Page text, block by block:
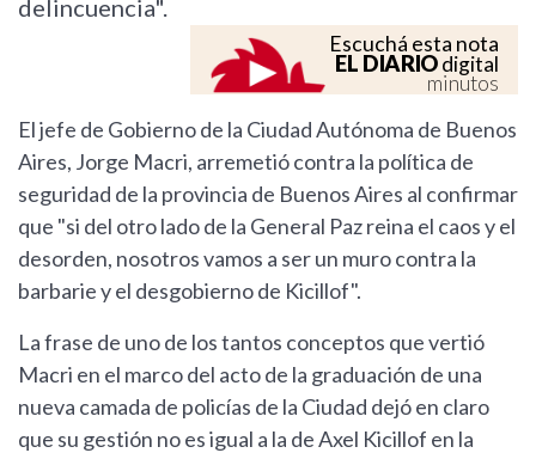
delincuencia".
Escuchá esta nota
EL DIARIOdigital
minutos
El jefe de Gobierno de la Ciudad Autónoma de Buenos
Aires, Jorge Macri, arremetió contra la política de
seguridad de la provincia de Buenos Aires al confirmar
que "si del otro lado de la General Paz reina el caos y el
desorden, nosotros vamos a ser un muro contra la
barbarie y el desgobierno de Kicillof".
La frase de uno de los tantos conceptos que vertió
Macri en el marco del acto de la graduación de una
nueva camada de policías de la Ciudad dejó en claro
que su gestión no es igual a la de Axel Kicillof en la